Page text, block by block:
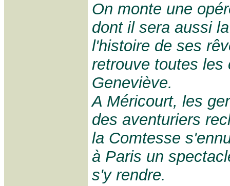
On monte une
dont il sera aussi
l'histoire de ses
retrouve toutes les
Geneviève.
A Méricourt, les
des aventuriers
la Comtesse
à Paris un
s'y rendre.